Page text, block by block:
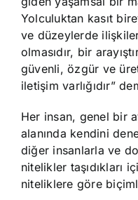
Yolculuktan kasıt
ve düzeylerde
olmasıdır, bir
güvenli, özgür ve
iletişim varlığıdır”
Her insan, genel bir
alanında kendini
diğer insanlarla ve
nitelikler taşıdıkları
niteliklere göre